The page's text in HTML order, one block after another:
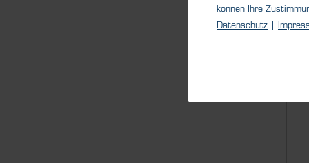
können Ihre
Datenschutz